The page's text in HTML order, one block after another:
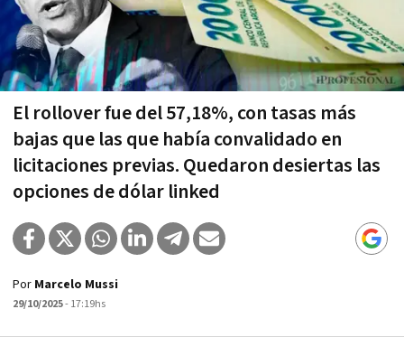
El rollover fue del 57,18%, con tasas más
bajas que las que había convalidado en
licitaciones previas. Quedaron desiertas las
opciones de dólar linked
Por Marcelo Mussi
29/10/2025- 17:19hs